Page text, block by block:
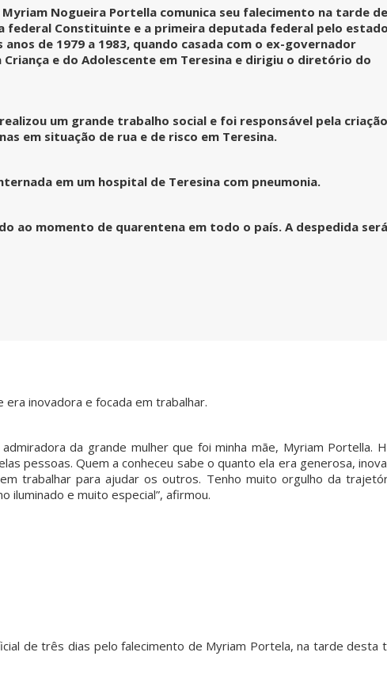
Nogueira Portella comunica seu falecimento na tarde de
federal Constituinte e a primeira deputada federal pelo estado
de 1979 a 1983, quando casada com o ex-governador
e do Adolescente em Teresina e dirigiu o diretório do
um grande trabalho social e foi responsável pela criação
em situação de rua e de risco em Teresina.
em um hospital de Teresina com pneumonia.
ao momento de quarentena em todo o país. A despedida será
inovadora e focada em trabalhar.
da grande mulher que foi minha mãe, Myriam Portella.
pessoas. Quem a conheceu sabe o quanto ela era generosa,
trabalhar para ajudar os outros. Tenho muito orgulho da
iluminado e muito especial”, afirmou.
de três dias pelo falecimento de Myriam Portela, na tarde desta
0
pvmulher
Jul 26
As
palavras
de Sueli
também
um ...
pvmulher
Hoje
celebramo
s a
Gomes, ...
pvmulher
Jul 25
A data
celebra o
Dia
Mulher...
pvmulher
Hoje
celebramo
s a vida de
Alves, ...
pvmulher
Toda
medida